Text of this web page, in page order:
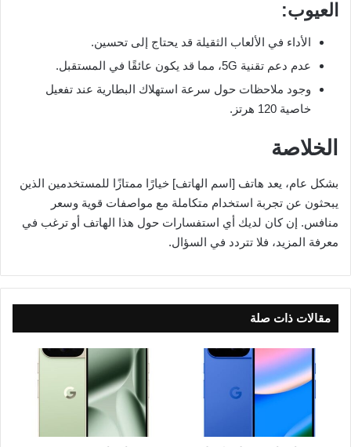
العيوب:
الأداء في الألعاب الثقيلة قد يحتاج إلى تحسين.
عدم دعم تقنية 5G، مما قد يكون عائقًا في المستقبل.
وجود ملاحظات حول سرعة استهلاك البطارية عند تفعيل
خاصية 120 هرتز.
الخلاصة
بشكل عام، يعد هاتف [اسم الهاتف] خيارًا ممتازًا للمستخدمين الذين
يبحثون عن تجربة استخدام متكاملة مع مواصفات قوية وسعر
منافس. إن كان لديك أي استفسارات حول هذا الهاتف أو ترغب في
معرفة المزيد، فلا تتردد في السؤال.
مقالات ذات صلة